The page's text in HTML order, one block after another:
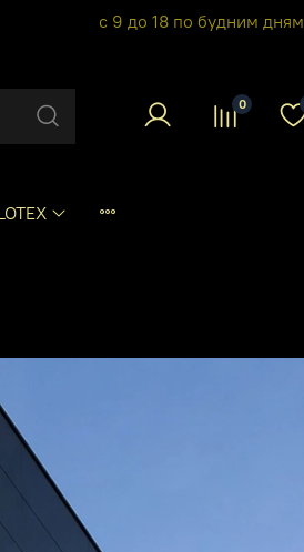
с 9 до 18 по будним дням
0